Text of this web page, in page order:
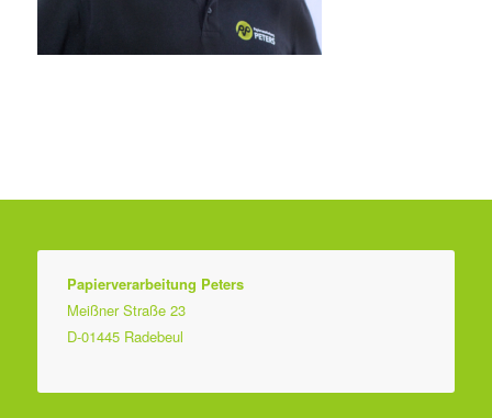
Papierverarbeitung Peters
Meißner Straße 23
D-01445 Radebeul